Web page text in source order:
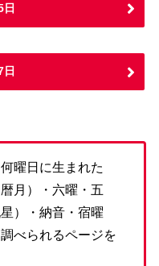
日
曜日に生まれた
月）・六曜・五
）・納音・宿曜
べられるページを